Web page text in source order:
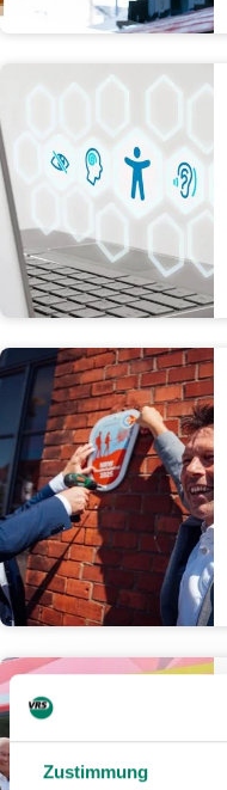
Zustimmung